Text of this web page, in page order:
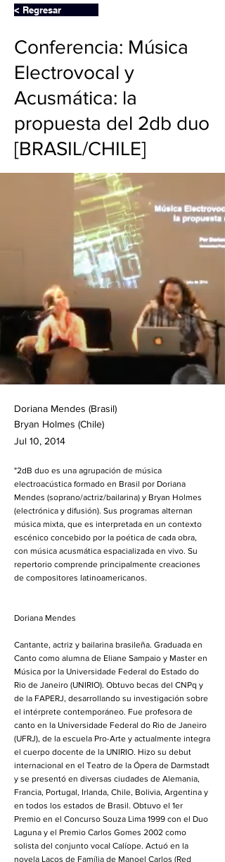
< Regresar
Conferencia: Música
Electrovocal y
Acusmática: la
propuesta del 2db duo
[BRASIL/CHILE]
Doriana Mendes (Brasil)
Bryan Holmes (Chile)
Jul 10, 2014
"2dB duo es una agrupación de música
electroacústica formado en Brasil por Doriana
Mendes (soprano/actriz/bailarina) y Bryan Holmes
(electrónica y difusión). Sus programas alternan
música mixta, que es interpretada en un contexto
escénico concebido por la poética de cada obra,
con música acusmática espacializada en vivo. Su
repertorio comprende principalmente creaciones
de compositores latinoamericanos.
Doriana Mendes
Cantante, actriz y bailarina brasileña. Graduada en
Canto como alumna de Eliane Sampaio y Master en
Música por la Universidade Federal do Estado do
Rio de Janeiro (UNIRIO). Obtuvo becas del CNPq y
de la FAPERJ, desarrollando su investigación sobre
el intérprete contemporáneo. Fue profesora de
canto en la Universidade Federal do Rio de Janeiro
(UFRJ), de la escuela Pro-Arte y actualmente integra
el cuerpo docente de la UNIRIO. Hizo su debut
internacional en el Teatro de la Ópera de Darmstadt
y se presentó en diversas ciudades de Alemania,
Francia, Portugal, Irlanda, Chile, Bolivia, Argentina y
en todos los estados de Brasil. Obtuvo el 1er
Premio en el Concurso Souza Lima 1999 con el Duo
Laguna y el Premio Carlos Gomes 2002 como
solista del conjunto vocal Calíope. Actuó en la
novela Laços de Família de Manoel Carlos (Red